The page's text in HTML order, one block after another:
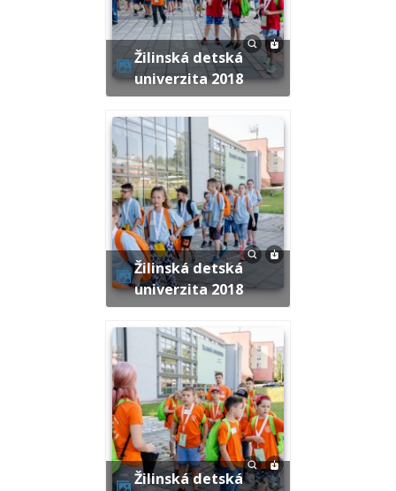
Žilinská detská
univerzita 2018
Žilinská detská
univerzita 2018
Žilinská detská